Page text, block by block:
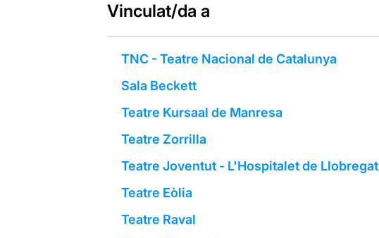
Vinculat/da a
TNC - Teatre Nacional de Catalunya
Sala Beckett
Teatre Kursaal de Manresa
Teatre Zorrilla
Teatre Joventut - L'Hospitalet de Llobregat
Teatre Eòlia
Teatre Raval